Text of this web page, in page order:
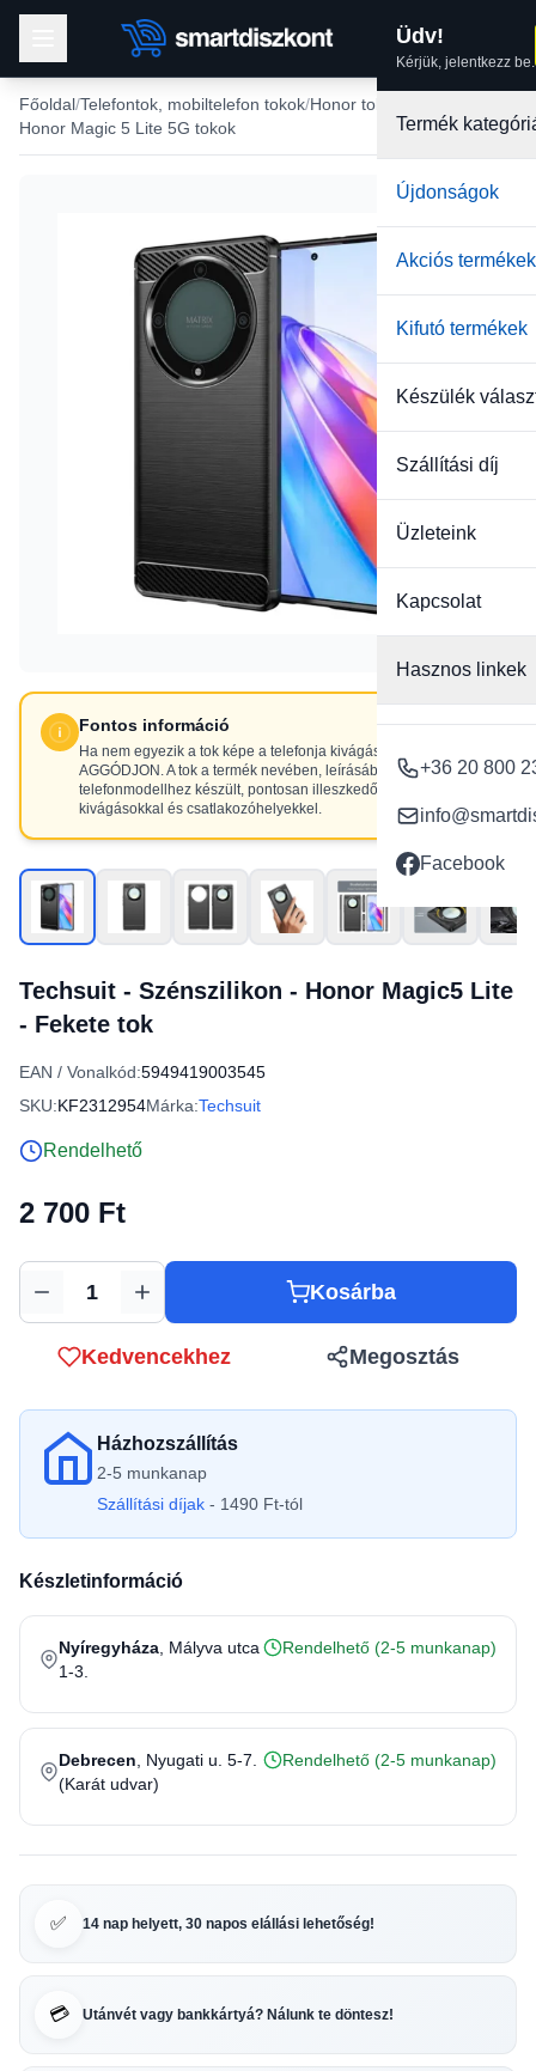
Üdv!
Kérjük, jelentkezz be.
Termék
Újdonságok
Akciós termékek
Kifutó termékek
Készülék
Szállítási díj
Üzleteink
Kapcsolat
Hasznos linkek
+36 20 800
Facebook
Főoldal Telefontok, mobiltelefon tokok Honor tokok
Honor Magic 5 Lite 5G tokok
Fontos információ
Ha nem egyezik a tok képe a telefonja kivágásaival, NE
AGGÓDJON. A tok a termék nevében, leírásában szereplő
telefonmodellhez készült, pontosan illeszkedő
kivágásokkal és csatlakozóhelyekkel.
Techsuit - Szénszilikon - Honor Magic5 Lite
- Fekete tok
EAN / Vonalkód:5949419003545
SKU:KF2312954Márka:Techsuit
Rendelhető
2 700 Ft
Mennyiség Kosárba
Kedvencekhez Megosztás
Házhozszállítás
2-5 munkanap
Szállítási díjak - 1490 Ft-tól
Készletinformáció
Nyíregyháza , Mályva utca
1-3.
Rendelhető (2-5 munkanap)
Debrecen , Nyugati u. 5-7.
(Karát udvar)
Rendelhető (2-5 munkanap)
✅ 14 nap helyett, 30 napos elállási lehetőség!
💳 Utánvét vagy bankkártyá? Nálunk te döntesz!